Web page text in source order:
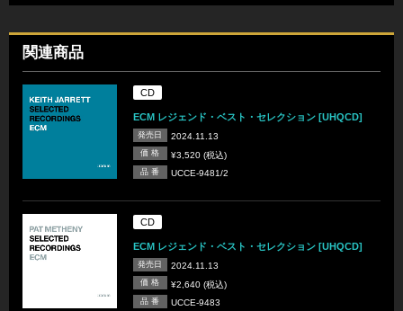
関連商品
CD
ECM レジェンド・ベスト・セレクション [UHQCD]
発売日 2024.11.13
価 格 ¥3,520 (税込)
品 番 UCCE-9481/2
CD
ECM レジェンド・ベスト・セレクション [UHQCD]
発売日 2024.11.13
価 格 ¥2,640 (税込)
品 番 UCCE-9483